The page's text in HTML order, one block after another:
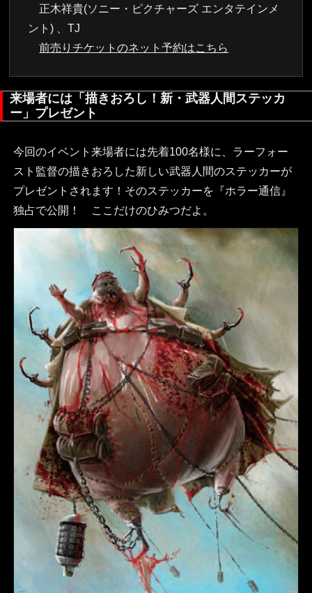
正木祥貴(ソニー・ピクチャーズ エンタテインメ
ント) 、TJ
前売りチケットのネット予約はこちら
来場者には「描きおろし！新・武器人間ステッカ
ー」プレゼント
今回のイベント来場者には先着100名様に、ラーフォー
スト監督の描きおろした新しい武器人間のステッカーが
プレゼントされます！そのステッカーを『ホラー通信』
独占で公開！ ここだけのひみつだよ。